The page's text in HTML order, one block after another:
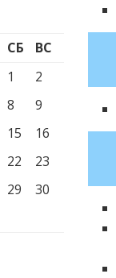
СБ
ВС
1
2
8
9
15
16
22
23
29
30